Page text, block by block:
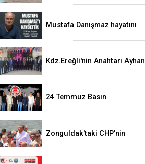
son verildi
Mustafa Danışmaz hayatını
Kdz.Ereğli'nin Anahtarı Ayhan
24 Temmuz Basın
Zonguldak'taki CHP'nin
ortalığı karıştırdı..